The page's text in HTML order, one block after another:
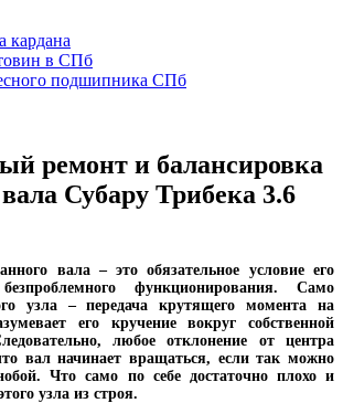
кардана
в СПб
подшипника СПб
ремонт и балансировка
Субару Трибека 3.6
вала – это обязательное условие его
функционирования. Само
узла – передача крутящего момента на
его кручение вокруг собственной
любое отклонение от центра
вал начинает вращаться, если так можно
Что само по себе достаточно плохо и
узла из строя.